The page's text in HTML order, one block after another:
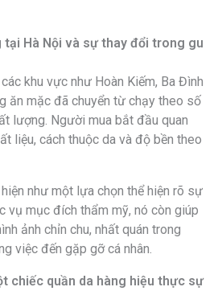
tại Hà Nội và sự thay đổi trong gu
khu vực như Hoàn Kiếm, Ba Đình
ăn mặc đã chuyển từ chạy theo số
lượng. Người mua bắt đầu quan
liệu, cách thuộc da và độ bền theo
như một lựa chọn thể hiện rõ sự
vụ mục đích thẩm mỹ, nó còn giúp
ảnh chỉn chu, nhất quán trong
việc đến gặp gỡ cá nhân.
chiếc quần da hàng hiệu thực sự